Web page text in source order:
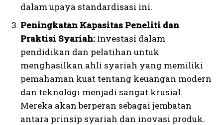
dalam upaya standardisasi ini.
Peningkatan Kapasitas Peneliti dan
Praktisi Syariah: Investasi dalam
pendidikan dan pelatihan untuk
menghasilkan ahli syariah yang memiliki
pemahaman kuat tentang keuangan modern
dan teknologi menjadi sangat krusial.
Mereka akan berperan sebagai jembatan
antara prinsip syariah dan inovasi produk.